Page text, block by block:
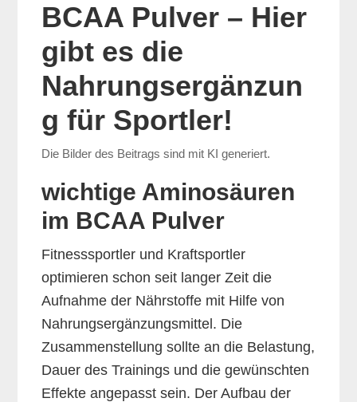
BCAA Pulver – Hier
gibt es die
Nahrungsergänzun
g für Sportler!
Die Bilder des Beitrags sind mit KI generiert.
wichtige Aminosäuren
im BCAA Pulver
Fitnesssportler und Kraftsportler
optimieren schon seit langer Zeit die
Aufnahme der Nährstoffe mit Hilfe von
Nahrungsergänzungsmittel. Die
Zusammenstellung sollte an die Belastung,
Dauer des Trainings und die gewünschten
Effekte angepasst sein. Der Aufbau der